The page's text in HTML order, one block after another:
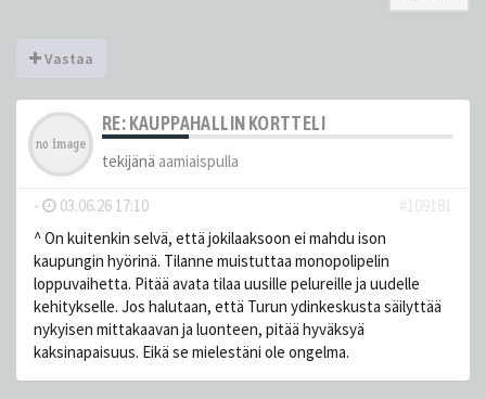
Vastaa
RE: KAUPPAHALLIN KORTTELI
tekijänä aamiaispulla
- 03.06.26 17:10
#109181
^ On kuitenkin selvä, että jokilaaksoon ei mahdu ison
kaupungin hyörinä. Tilanne muistuttaa monopolipelin
loppuvaihetta. Pitää avata tilaa uusille pelureille ja uudelle
kehitykselle. Jos halutaan, että Turun ydinkeskusta säilyttää
nykyisen mittakaavan ja luonteen, pitää hyväksyä
kaksinapaisuus. Eikä se mielestäni ole ongelma.